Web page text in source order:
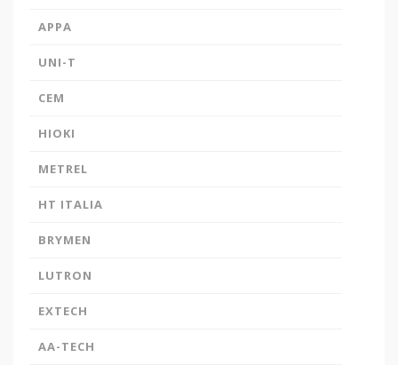
APPA
UNI-T
CEM
HIOKI
METREL
HT ITALIA
BRYMEN
LUTRON
EXTECH
AA-TECH